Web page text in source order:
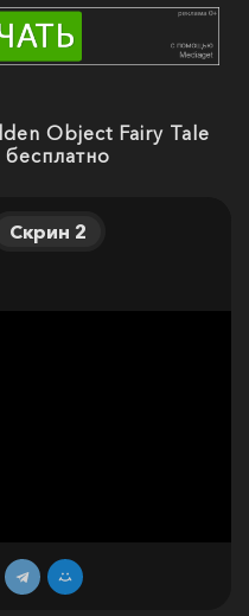
Object Fairy Tale
бесплатно
Скрин 2